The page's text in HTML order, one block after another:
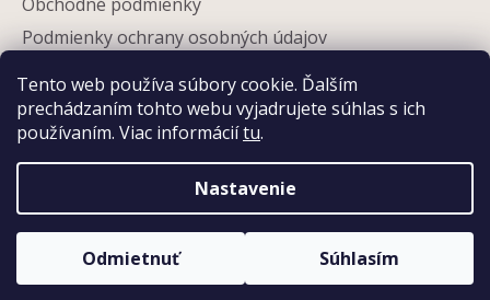
Tento web používa súbory cookie. Ďalším
prechádzaním tohto webu vyjadrujete súhlas s ich
používaním. Viac informáciítu.
Nastavenie
Odmietnuť Súhlasím
Podmienky ochrany osobných údajov
Partneri
Kontakty
Copyright 2026Eshop-květináče. Všetky práva vyhradené.
Získajte 5 % zľavu na svoj prvý nákup